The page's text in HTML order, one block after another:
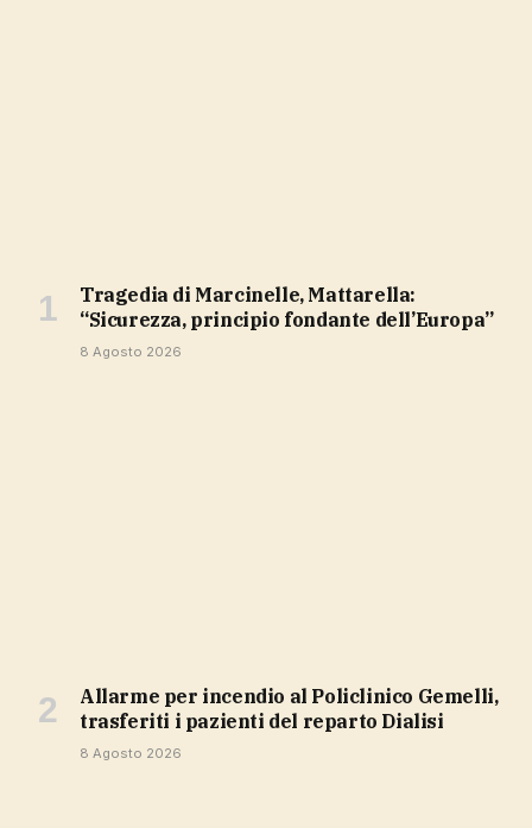
Tragedia di Marcinelle, Mattarella:
“Sicurezza, principio fondante dell’Europa”
8 Agosto 2026
Allarme per incendio al Policlinico Gemelli,
trasferiti i pazienti del reparto Dialisi
8 Agosto 2026